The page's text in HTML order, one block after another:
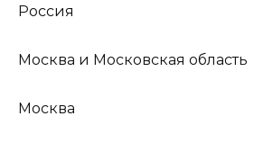
Россия
Москва и Московская область
Москва